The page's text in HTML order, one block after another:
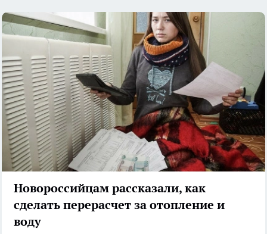
Новороссийцам рассказали, как
сделать перерасчет за отопление и
воду